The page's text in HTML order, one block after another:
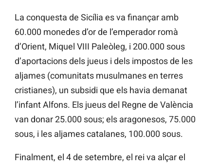
La conquesta de Sicília es va finançar amb
60.000 monedes d’or de l’emperador romà
d’Orient, Miquel VIII Paleòleg, i 200.000 sous
d’aportacions dels jueus i dels impostos de les
aljames (comunitats musulmanes en terres
cristianes), un subsidi que els havia demanat
l’infant Alfons. Els jueus del Regne de València
van donar 25.000 sous; els aragonesos, 75.000
sous, i les aljames catalanes, 100.000 sous.
Finalment, el 4 de setembre, el rei va alçar el